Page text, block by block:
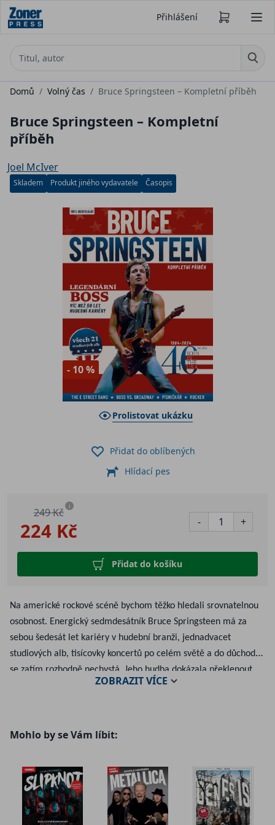
Přihlášení
Domů / Volný čas / Bruce Springsteen – Kompletní příběh
Bruce Springsteen – Kompletní
příběh
Joel McIver
Skladem Produkt jiného vydavatele Časopis
- 10 %
Prolistovat ukázku
224 Kč
249 Kč i
- +
Přidat do košíku
Přidat do oblíbených
Hlídací pes
Na americké rockové scéně bychom těžko hledali srovnatelnou
osobnost. Energický sedmdesátník Bruce Springsteen má za
sebou šedesát let kariéry v hudební branži, jednadvacet
studiových alb, tisícovky koncertů po celém světě a do důchodu
se zatím rozhodně nechystá. Jeho hudba dokázala překlenout
široké žánrové rozpětí: najdeme v ní ikonické vypalovačky typu
soulová deska Only the Strong Survive. Především se však
přímočarého heartland rocku a propůjčil ve svých písních hlas
všem, na které společnost často zapomíná.
Následující stránky přinášejí podrobné ohlédnutí za
ZOBRAZITVÍCE
Mohlo by se Vám líbit: